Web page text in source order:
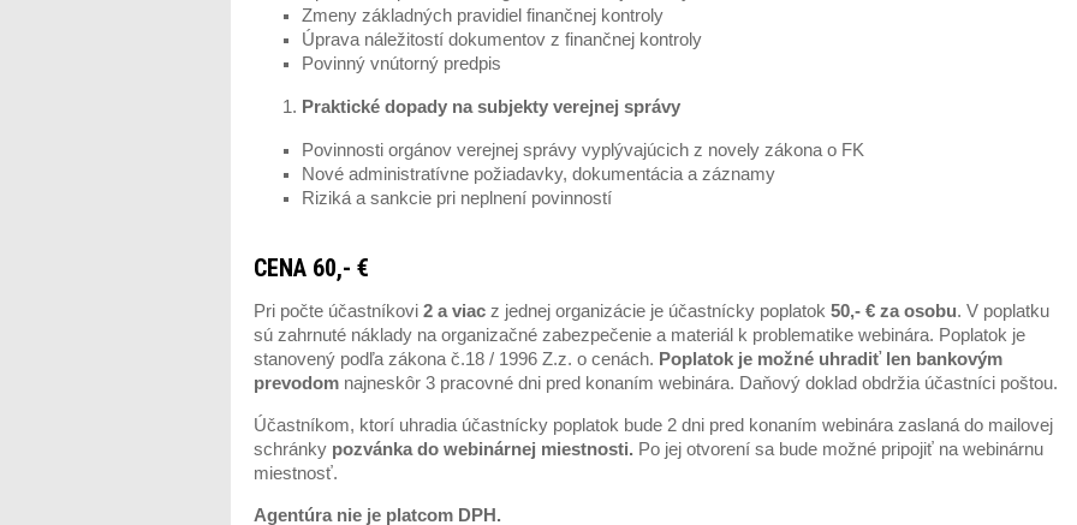
Zmeny základných pravidiel finančnej kontroly
Úprava náležitostí dokumentov z finančnej kontroly
Povinný vnútorný predpis
Praktické dopady na subjekty verejnej správy
Povinnosti orgánov verejnej správy vyplývajúcich z novely zákona o FK
Nové administratívne požiadavky, dokumentácia a záznamy
Riziká a sankcie pri neplnení povinností
CENA 60,- €
Pri počte účastníkovi 2 a viac z jednej organizácie je účastnícky poplatok 50,- € za osobu. V poplatku
sú zahrnuté náklady na organizačné zabezpečenie a materiál k problematike webinára. Poplatok je
stanovený podľa zákona č.18 / 1996 Z.z. o cenách. Poplatok je možné uhradiť len bankovým
prevodom najneskôr 3 pracovné dni pred konaním webinára. Daňový doklad obdržia účastníci poštou.
Účastníkom, ktorí uhradia účastnícky poplatok bude 2 dni pred konaním webinára zaslaná do mailovej
schránky pozvánka do webinárnej miestnosti. Po jej otvorení sa bude možné pripojiť na webinárnu
miestnosť.
Agentúra nie je platcom DPH.